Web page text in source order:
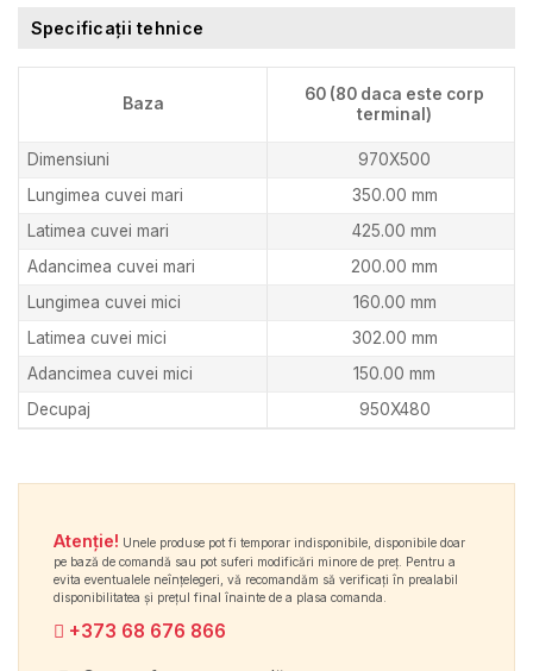
Specificații tehnice
Baza
60 (80 daca este corp
terminal)
Dimensiuni
970X500
Lungimea cuvei mari
350.00 mm
Latimea cuvei mari
425.00 mm
Adancimea cuvei mari
200.00 mm
Lungimea cuvei mici
160.00 mm
Latimea cuvei mici
302.00 mm
Adancimea cuvei mici
150.00 mm
Decupaj
950X480
Atenție! Unele produse pot fi temporar indisponibile, disponibile doar
pe bază de comandă sau pot suferi modificări minore de preț. Pentru a
evita eventualele neînțelegeri, vă recomandăm să verificați în prealabil
disponibilitatea și prețul final înainte de a plasa comanda.
+373 68 676 866